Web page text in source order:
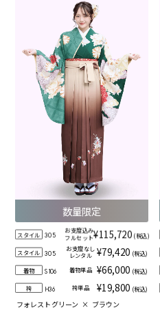
数量限定
スタイル 305
お支度込み
フルセット¥115,720 (税込)
スタイル 305
お支度なし
レンタル
¥79,420 (税込)
着物 S106 着物単品 ¥66,000 (税込)
袴 H36 袴単品 ¥19,800 (税込)
フォレストグリーン × ブラウン